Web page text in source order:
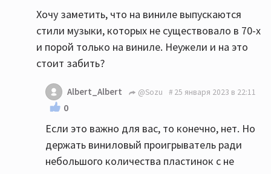
Хочу заметить, что на виниле выпускаются
стили музыки, которых не существовало в 70-х
и порой только на виниле. Неужели и на это
стоит забить?
Albert_Albert @Sozu 25 января 2023 в 22:11
0
Если это важно для вас, то конечно, нет. Но
держать виниловый проигрыватель ради
небольшого количества пластинок с не